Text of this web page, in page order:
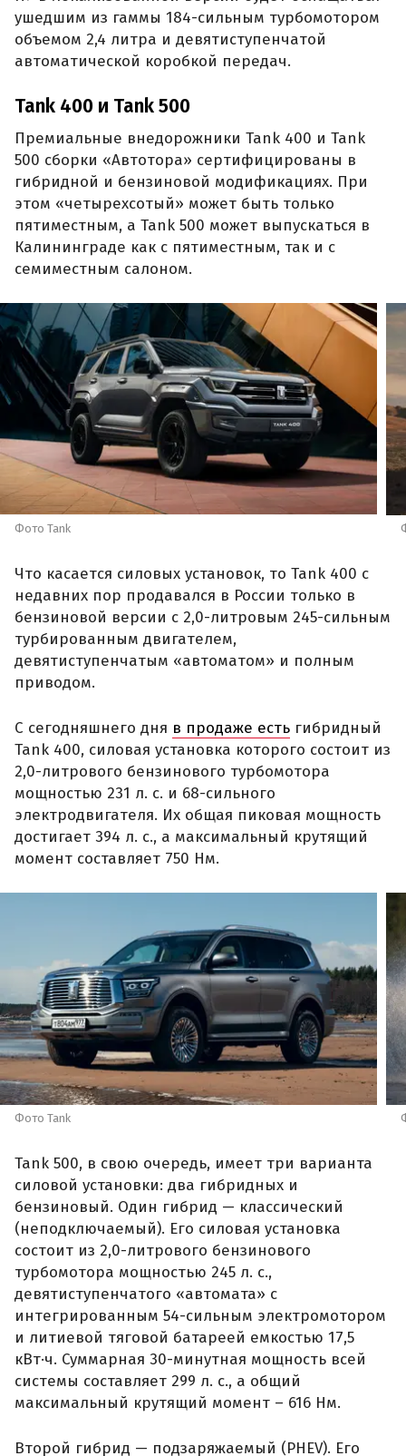
ушедшим из гаммы 184-сильным турбомотором
объемом 2,4 литра и девятиступенчатой
автоматической коробкой передач.
Tank 400 и Tank 500
Премиальные внедорожники Tank 400 и Tank
500 сборки «Автотора» сертифицированы в
гибридной и бензиновой модификациях. При
этом «четырехсотый» может быть только
пятиместным, а Tank 500 может выпускаться в
Калининграде как с пятиместным, так и с
семиместным салоном.
Фото Tank
Что касается силовых установок, то Tank 400 с
недавних пор продавался в России только в
бензиновой версии с 2,0-литровым 245-сильным
турбированным двигателем,
девятиступенчатым «автоматом» и полным
приводом.
С сегодняшнего дня в продаже есть гибридный
Tank 400, силовая установка которого состоит из
2,0-литрового бензинового турбомотора
мощностью 231 л. с. и 68-сильного
электродвигателя. Их общая пиковая мощность
достигает 394 л. с., а максимальный крутящий
момент составляет 750 Нм.
Фото Tank
Tank 500, в свою очередь, имеет три варианта
силовой установки: два гибридных и
бензиновый. Один гибрид — классический
(неподключаемый). Его силовая установка
состоит из 2,0-литрового бензинового
турбомотора мощностью 245 л. с.,
девятиступенчатого «автомата» с
интегрированным 54-сильным электромотором
и литиевой тяговой батареей емкостью 17,5
кВт·ч. Суммарная 30-минутная мощность всей
системы составляет 299 л. с., а общий
максимальный крутящий момент – 616 Нм.
Второй гибрид — подзаряжаемый (PHEV). Его